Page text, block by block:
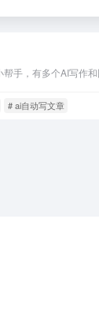
# ai自动写文章